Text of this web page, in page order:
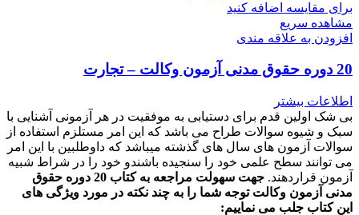
برای مقایسه اضافه کنید
مشاهده سریع
افزودن به علاقه مندی
20 دوره حقوق مدنی آزمون وکالت – تجارت
اطلاعات بیشتر
بی شک اولین قدم برای دستیابی به موفقیت در هر آزمونی آشنایی با
سبک و شیوه سوالات طراح می باشد که این امر مستلزم استفاده از
سوالات آزمون های سال های گذشته میباشد که داوطلبین با این امر
می توانند سطح علمی خود را سنجیده باشندو خود را در شراط شبیه
آزمون قراردهند.
جهت سهولت مراجعه به کتاب 20 دوره حقوق
مدنی آزمون وکالت توجه شما را به چند نکته در مورد ویژگی های
این کتاب جلب می نماییم: